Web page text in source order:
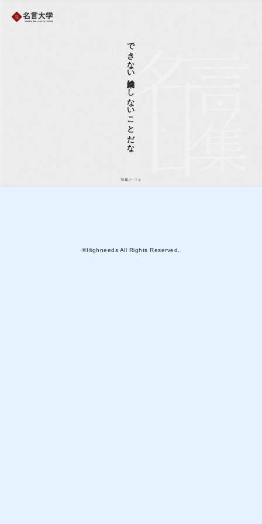
できない約束はしないことだな
相田みつを
©Highneeds All Rights Reserved.